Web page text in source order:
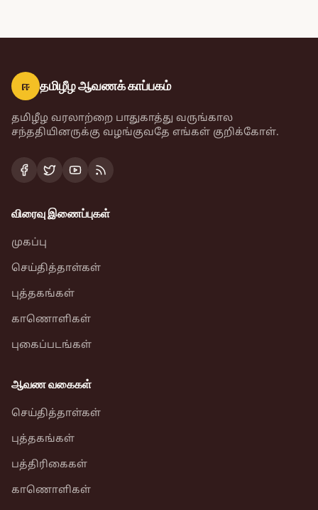
ஈ தமிழீழ ஆவணக் காப்பகம்
தமிழீழ வரலாற்றை பாதுகாத்து வருங்கால
சந்ததியினருக்கு வழங்குவதே எங்கள் குறிக்கோள்.
விரைவு இணைப்புகள்
முகப்பு
செய்தித்தாள்கள்
புத்தகங்கள்
காணொளிகள்
புகைப்படங்கள்
ஆவண வகைகள்
செய்தித்தாள்கள்
புத்தகங்கள்
பத்திரிகைகள்
காணொளிகள்